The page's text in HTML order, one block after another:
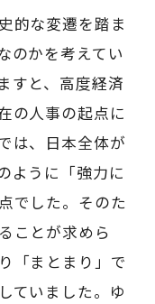
的な変遷を踏ま
のかを考えてい
すと、高度経済
の人事の起点に
は、日本全体が
ように「強力に
でした。そのた
ことが求めら
「まとまり」で
ていました。ゆ